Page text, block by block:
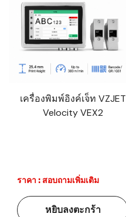
เครื่องพิมพ์อิงค์เจ็ท VZJET
Velocity VEX2
ราคา : สอบถามเพิ่มเติม
หยิบลงตะกร้า